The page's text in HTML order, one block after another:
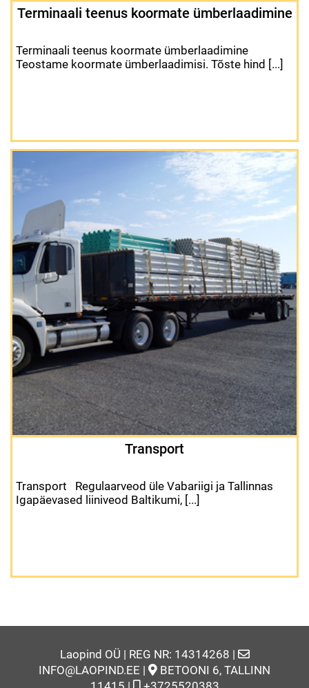
Terminaali teenus koormate ümberlaadimine
Terminaali teenus koormate ümberlaadimine
Teostame koormate ümberlaadimisi. Tõste hind [...]
Transport
Transport Regulaarveod üle Vabariigi ja Tallinnas
Igapäevased liiniveod Baltikumi, [...]
Laopind OÜ | REG NR: 14314268 |
INFO@LAOPIND.EE |
BETOONI 6, TALLINN